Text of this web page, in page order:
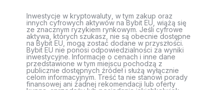
Inwestycje w kryptowaluty, w tym zakup oraz
innych cyfrowych aktywów na Bybit EU, wiążą się
ze znacznym ryzykiem rynkowym. Jeśli cyfrowe
aktywa, których szukasz, nie są obecnie dostępne
na Bybit EU, mogą zostać dodane w przyszłości.
Bybit EU nie ponosi odpowiedzialności za wyniki
inwestycyjne. Informacje o cenach i inne dane
przedstawione w tym miejscu pochodzą z
publicznie dostępnych źródeł i służą wyłącznie
celom informacyjnym. Treść ta nie stanowi porady
finansowej ani żadnej rekomendacji lub oferty